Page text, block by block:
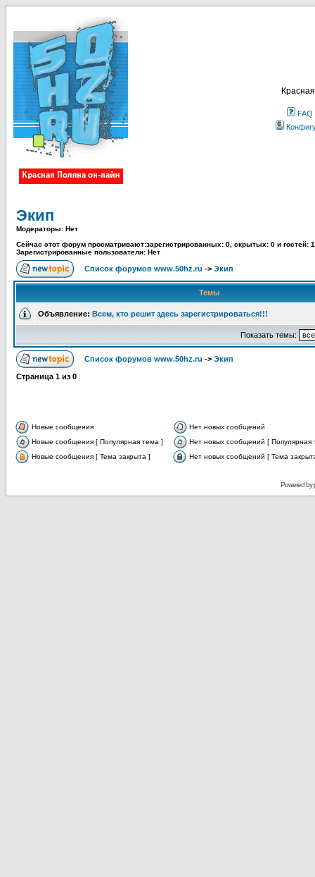
FAQ
Экип
Модераторы: Нет
Сейчас этот форум просматривают:зарегистрированных: 0, скрытых: 0 и гостей: 1
Зарегистрированные пользователи: Нет
Список форумов www.50hz.ru -> Экип
Темы
Объявление: Всем, кто решит здесь зарегистрироваться!!!
Показать темы:
Список форумов www.50hz.ru -> Экип
Страница 1 из 0
Новые сообщения
Нет новых сообщений
Новые сообщения [ Популярная тема ]
Нет новых сообщений [ Популярная
Новые сообщения [ Тема закрыта ]
Нет новых сообщений [ Тема
Powered by